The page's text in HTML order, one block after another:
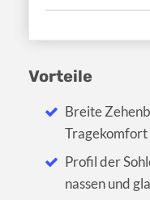
Vorteile
Breite
Tragekomfort
Profil der
nassen und